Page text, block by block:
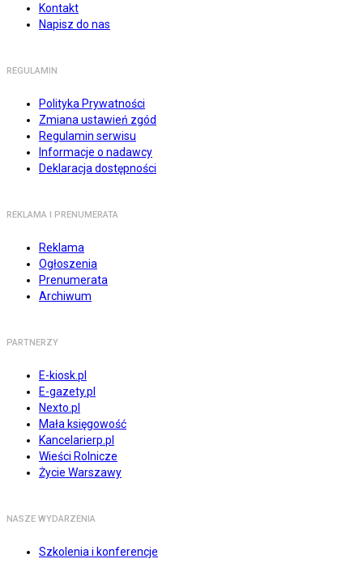
Kontakt
Napisz do nas
REGULAMIN
Polityka Prywatności
Zmiana ustawień zgód
Regulamin serwisu
Informacje o nadawcy
Deklaracja dostępności
REKLAMA I PRENUMERATA
Reklama
Ogłoszenia
Prenumerata
Archiwum
PARTNERZY
E-kiosk.pl
E-gazety.pl
Nexto.pl
Mała księgowość
Kancelarierp.pl
Wieści Rolnicze
Życie Warszawy
NASZE WYDARZENIA
Szkolenia i konferencje